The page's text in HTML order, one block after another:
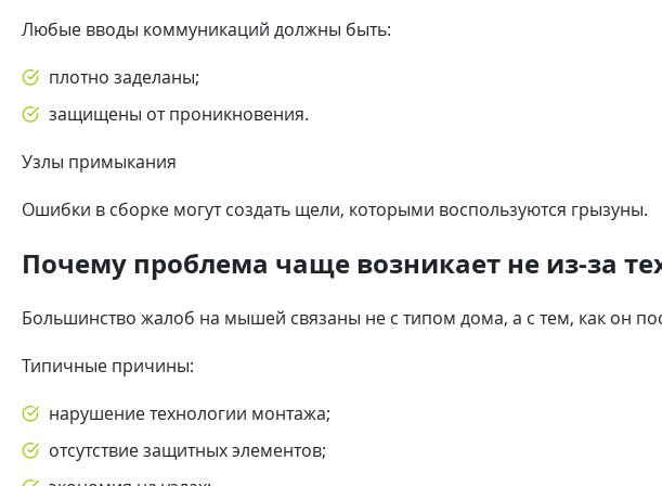
Любые вводы коммуникаций должны быть:
плотно заделаны;
защищены от проникновения.
Узлы примыкания
Ошибки в сборке могут создать щели, которыми воспользуются грызуны.
Почему проблема чаще возникает не из-за
Большинство жалоб на мышей связаны не с типом дома, а с тем, как он
Типичные причины:
нарушение технологии монтажа;
отсутствие защитных элементов;